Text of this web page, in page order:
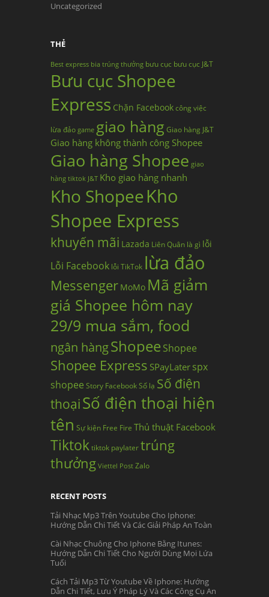
Uncategorized
THẺ
Best express bia trúng thưởng bưu cục bưu cục J&T
Bưu cục Shopee
Express Chặn Facebookcông việc
lừa đảo game giao hàng Giao hàng J&T
Giao hàng không thành công Shopee
Giao hàng Shopee giao
hàng tiktok J&T Kho giao hàng nhanh
Kho ShopeeKho
Shopee Express
khuyến mãi Lazada Liên Quân là gì lỗi
Lỗi Facebook lỗi TikTok lừa đảo
Messenger MoMo Mã giảm
giá Shopee hôm nay
29/9 mua sắm, food
ngân hàngShopeeShopee
Shopee Express SPayLater spx
shopee Story FacebookSố lạ Số điện
thoạiSố điện thoại hiện
tên Sự kiện Free Fire Thủ thuật Facebook
Tiktoktiktok paylatertrúng
thưởng Viettel Post Zalo
RECENT POSTS
Tải Nhạc Mp3 Trên Youtube Cho Iphone:
Hướng Dẫn Chi Tiết Và Các Giải Pháp An Toàn
Cài Nhạc Chuông Cho Iphone Bằng Itunes:
Hướng Dẫn Chi Tiết Cho Người Dùng Mọi Lứa
Tuổi
Cách Tải Mp3 Từ Youtube Về Iphone: Hướng
Dẫn Chi Tiết, Lưu Ý Pháp Lý Và Các Công Cụ An